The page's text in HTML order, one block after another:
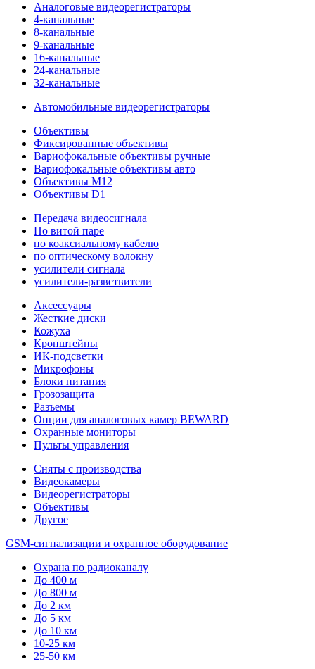
Аналоговые видеорегистраторы
4-канальные
8-канальные
9-канальные
16-канальные
24-канальные
32-канальные
Автомобильные видеорегистраторы
Объективы
Фиксированные объективы
Вариофокальные объективы ручные
Вариофокальные объективы авто
Объективы M12
Объективы D1
Передача видеосигнала
По витой паре
по коаксиальному кабелю
по оптическому волокну
усилители сигнала
усилители-разветвители
Аксессуары
Жесткие диски
Кожуха
Кронштейны
ИК-подсветки
Микрофоны
Блоки питания
Грозозащита
Разъемы
Опции для аналоговых камер BEWARD
Охранные мониторы
Пульты управления
Сняты с производства
Видеокамеры
Видеорегистраторы
Объективы
Другое
GSM-сигнализации и охранное оборудование
Охрана по радиоканалу
До 400 м
До 800 м
До 2 км
До 5 км
До 10 км
10-25 км
25-50 км